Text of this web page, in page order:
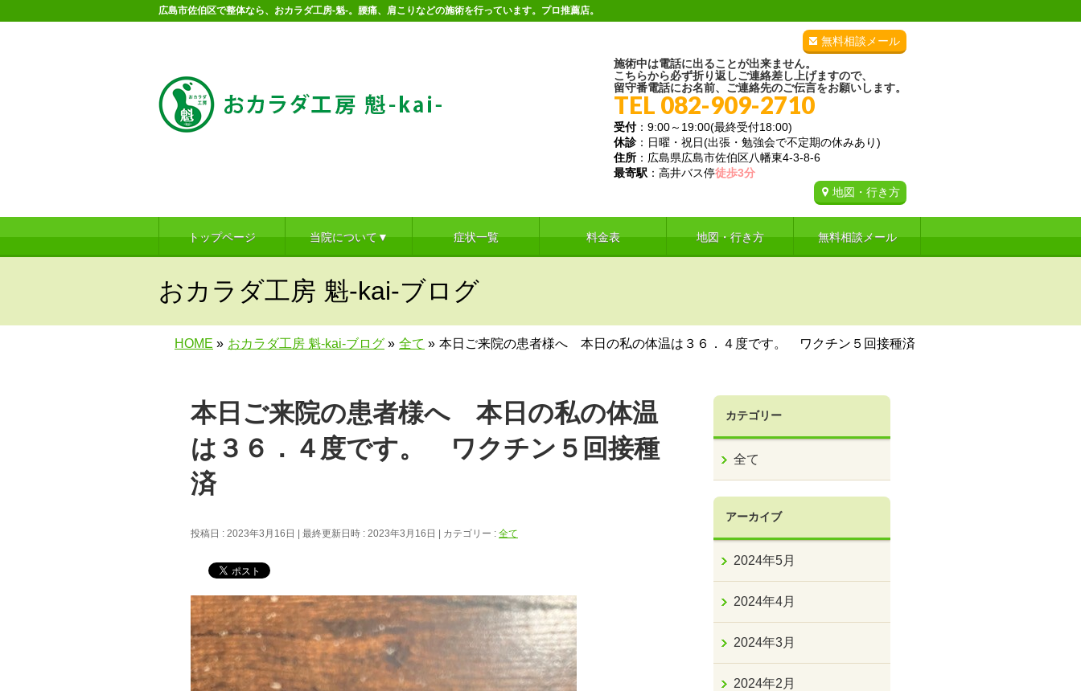
広島市佐伯区で整体なら、おカラダ工房-魁-。腰痛、肩こりなどの施術を行っています。プロ推薦店。
無料相談メール
施術中は電話に出ることが出来ません。
こちらから必ず折り返しご連絡差し上げますので、
留守番電話にお名前、ご連絡先のご伝言をお願いします。
TEL 082-909-2710
受付：9:00～19:00(最終受付18:00)
休診：日曜・祝日(出張・勉強会で不定期の休みあり)
住所 ：広島県広島市佐伯区八幡東4-3-8-6
最寄駅 ：高井バス停徒歩3分
地図・行き方
トップページ 当院について▼ 症状一覧 料金表 地図・行き方 無料相談メール
おカラダ工房 魁-kai-ブログ
HOME » おカラダ工房 魁-kai-ブログ » 全て » 本日ご来院の患者様へ 本日の私の体温は３６．４度です。 ワクチン５回接種済
本日ご来院の患者様へ 本日の私の体温
は３６．４度です。 ワクチン５回接種
済
投稿日 : 2023年3月16日 最終更新日時 : 2023年3月16日 カテゴリー : 全て
カテゴリー
全て
アーカイブ
2024年5月
2024年4月
2024年3月
2024年2月